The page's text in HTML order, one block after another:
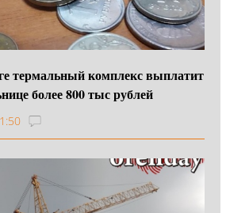
термальный комплекс выплатит
более 800 тыс рублей